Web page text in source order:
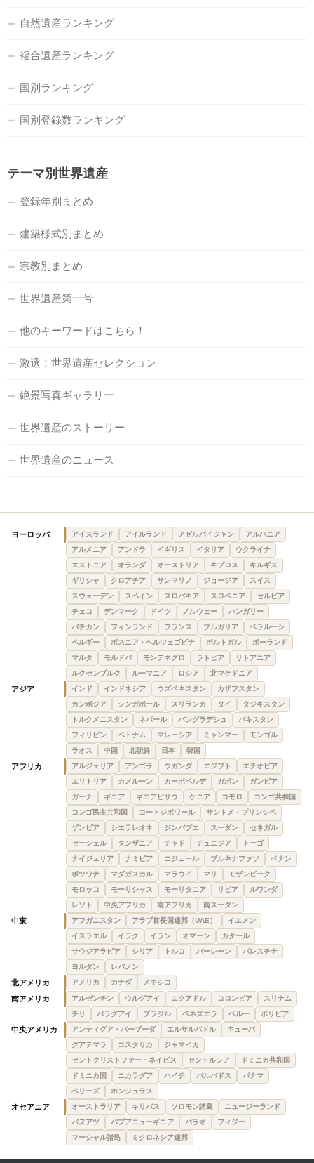
自然遺産ランキング
複合遺産ランキング
国別ランキング
国別登録数ランキング
テーマ別世界遺産
登録年別まとめ
建築様式別まとめ
宗教別まとめ
世界遺産第一号
他のキーワードはこちら！
激選！世界遺産セレクション
絶景写真ギャラリー
世界遺産のストーリー
世界遺産のニュース
ヨーロッパ アイスランド アイルランド アゼルバイジャン
アルバニア
アルメニア
アンドラ イギリス イタリア
ウクライナ
エストニア
オランダ オーストリア キプロス
キルギス
ギリシャ
クロアチア サンマリノ ジョージア
スイス
スウェーデン
スペイン スロバキア スロベニア
セルビア
チェコ
デンマーク ドイツ ノルウェー
ハンガリー
バチカン
フィンランド フランス ブルガリア
ベラルーシ
ベルギー
ボスニア・ヘルツェゴビナ ポルトガル
ポーランド
マルタ
モルドバ モンテネグロ ラトビア
リトアニア
ルクセンブルク
ルーマニア ロシア 北マケドニア
アジア インド インドネシア ウズベキスタン
カザフスタン
カンボジア
シンガポール スリランカ タイ
タジキスタン
トルクメニスタン
ネパール バングラデシュ
パキスタン
フィリピン
ベトナム マレーシア ミャンマー
モンゴル
ラオス
中国 北朝鮮 日本 韓国
アフリカ アルジェリア アンゴラ ウガンダ エジプト
エチオピア
エリトリア
カメルーン カーボベルデ ガボン
ガンビア
ガーナ
ギニア ギニアビサウ ケニア コモロ
コンゴ共和国
コンゴ民主共和国
コートジボワール
サントメ・プリンシペ
ザンビア
シエラレオネ ジンバブエ スーダン
セネガル
セーシェル
タンザニア チャド チュニジア
トーゴ
ナイジェリア
ナミビア ニジェール ブルキナファソ
ベナン
ボツワナ
マダガスカル マラウイ マリ
モザンビーク
モロッコ
モーリシャス モーリタニア リビア
ルワンダ
レソト
中央アフリカ 南アフリカ 南スーダン
中東 アフガニスタン アラブ首長国連邦（UAE）
イエメン
イスラエル
イラク イラン オマーン
カタール
サウジアラビア
シリア トルコ バーレーン
パレスチナ
ヨルダン
レバノン
北アメリカ アメリカ カナダ メキシコ
南アメリカ アルゼンチン ウルグアイ エクアドル コロンビア
スリナム
チリ
パラグアイ ブラジル ベネズエラ ペルー ボリビア
中央アメリカ アンティグア・バーブーダ エルサルバドル
キューバ
グアテマラ
コスタリカ
ジャマイカ
セントクリストファー・ネイビス
セントルシア
ドミニカ共和国
ドミニカ国
ニカラグア ハイチ バルバドス
パナマ
ベリーズ
ホンジュラス
オセアニア オーストラリア キリバス ソロモン諸島
ニュージーランド
バヌアツ
パプアニューギニア パラオ
フィジー
マーシャル諸島
ミクロネシア連邦